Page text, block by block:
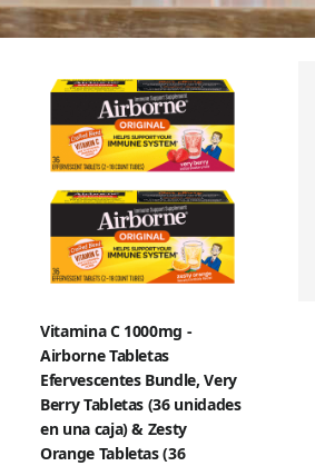
Vitamina C 1000mg -
Airborne Tabletas
Efervescentes Bundle, Very
Berry Tabletas (36 unidades
en una caja) & Zesty
Orange Tabletas (36